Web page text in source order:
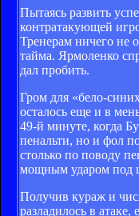
Пытаясь развить
контратакующей
Тренерам ничего не
тайма. Ярмоленко
дал пробить.
Гром для «бело-
осталось еще и в
49-й минуте, когда
пенальти, но и фол
столько по поводу
мощным ударом под
Получив кураж и
разладилось в